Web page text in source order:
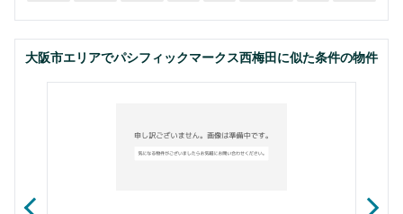
大阪市エリアでパシフィックマークス西梅田に似た条件の物件